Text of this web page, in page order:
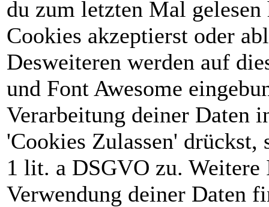
du zum letzten Mal
Cookies akzeptierst oder
Desweiteren werden auf
und Font Awesome
Verarbeitung deiner Daten
'Cookies Zulassen'
1 lit. a DSGVO zu.
Verwendung deiner Daten